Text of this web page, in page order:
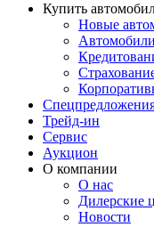
Купить
Новые
Трейд-ин
Сервис
Аукцион
О компании
О нас
Дилерские
Новости